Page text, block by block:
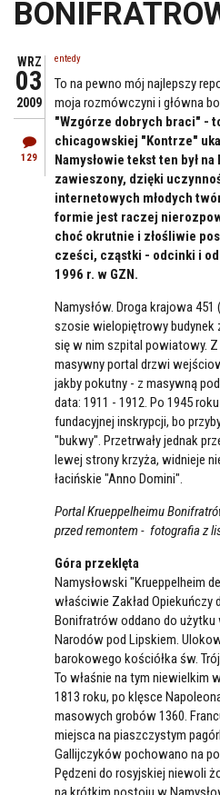
WRZ
03
2009
129
entedy
To na pewno mój najlepszy
moja rozmówczyni i główna
"Wzgórze dobrych braci" -
chicagowskiej "Kontrze"
Namysłowie tekst ten był
zawieszony, dzięki
internetowych młodych
formie jest raczej
choć okrutnie i złośliwie
cześci, cząstki - odcinki i
1996 r. w GZN.
Namysłów. Droga krajowa
szosie wielopiętrowy budynek
się w nim szpital powiatowy.
masywny portal drzwi
jakby pokutny - z masywną
data: 1911 - 1912. Po 1945
fundacyjnej inskrypcji, bo
"bukwy". Przetrwały jednak
lewej strony krzyża, widnieje
łacińskie "Anno Domini".
Portal Krueppelheimu
przed remontem - fotografia z
Góra przeklęta
Namysłowski "Krueppelheim
właściwie Zakład Opiekuńczy
Bonifratrów oddano do
Narodów pod Lipskiem.
barokowego kościółka św.
To właśnie na tym niewielkim
1813 roku, po klęsce
masowych grobów 1360.
miejsca na piaszczystym
Gallijczyków pochowano na
Pędzeni do rosyjskiej niewoli